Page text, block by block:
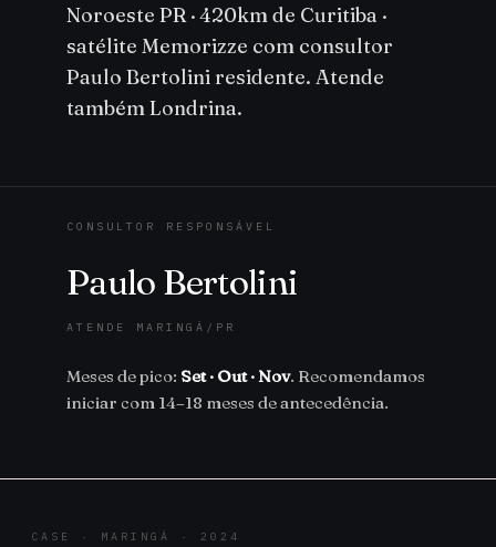
Noroeste PR · 420km de Curitiba ·
satélite Memorizze com consultor
Paulo Bertolini residente. Atende
também Londrina.
CONSULTOR RESPONSÁVEL
Paulo Bertolini
ATENDE MARINGÁ/PR
Meses de pico: Set · Out · Nov. Recomendamos
iniciar com 14–18 meses de antecedência.
CASE · MARINGÁ · 2024